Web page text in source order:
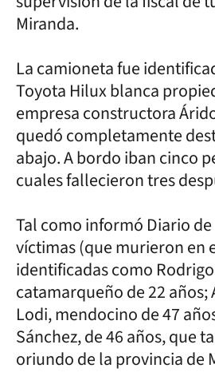
Miranda.
La camioneta fue
Toyota Hilux blanca
empresa constructora
quedó completamente
abajo. A bordo iban cinco
cuales fallecieron tres
Tal como informó Diario de
víctimas (que murieron en
identificadas como
catamarqueño de 22 años;
Lodi, mendocino de 47
Sánchez, de 46 años, que
oriundo de la provincia de